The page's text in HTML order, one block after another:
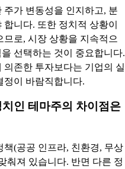
가 변동성을 인지하고, 분
니다. 또한 정치적 상황이
로, 시장 상황을 지속적으
선택하는 것이 중요합니다.
존한 투자보다는 기업의 실
정이 바람직합니다.
인 테마주의 차이점은
(공공 인프라, 친환경, 무상
춰져 있습니다. 반면 다른 정